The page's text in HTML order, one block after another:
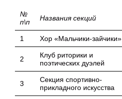
№
п\п
Названия секций
1 Хор «Мальчики-зайчики»
2
Клуб риторики и
поэтических дуэлей
3
Секция спортивно-
прикладного искусства